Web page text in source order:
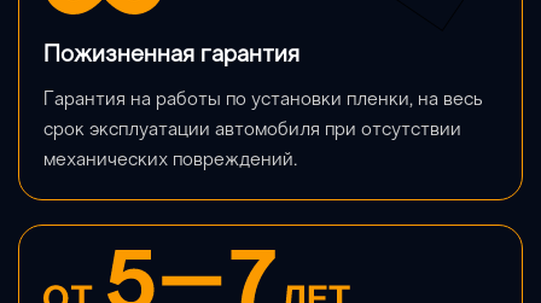
Пожизненная гарантия
Гарантия на работы по установки пленки, на весь
срок эксплуатации автомобиля при отсутствии
механических повреждений.